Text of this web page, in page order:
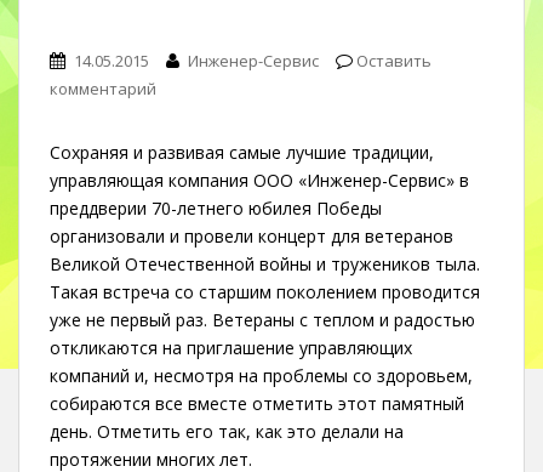
14.05.2015 Инженер-Сервис
Оставить
комментарий
Сохраняя и развивая самые лучшие традиции,
управляющая компания ООО «Инженер-Сервис» в
преддверии 70-летнего юбилея Победы
организовали и провели концерт для ветеранов
Великой Отечественной войны и тружеников тыла.
Такая встреча со старшим поколением проводится
уже не первый раз. Ветераны с теплом и радостью
откликаются на приглашение управляющих
компаний и, несмотря на проблемы со здоровьем,
собираются все вместе отметить этот памятный
день. Отметить его так, как это делали на
протяжении многих лет.